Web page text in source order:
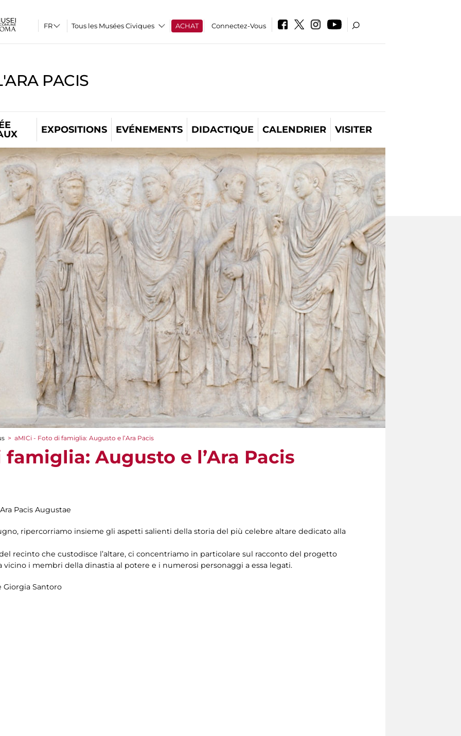
Tous les Musées Civiques ACHAT Connectez-Vous
PACIS
EXPOSITIONS EVÉNEMENTS DIDACTIQUE CALENDRIER VISITER
> aMICi - Foto di famiglia: Augusto e l’Ara Pacis
famiglia: Augusto e l’Ara Pacis
Pacis Augustae
ripercorriamo insieme gli aspetti salienti della storia del più celebre altare dedicato alla
recinto che custodisce l’altare, ci concentriamo in particolare sul racconto del progetto
i membri della dinastia al potere e i numerosi personaggi a essa legati.
Giorgia Santoro